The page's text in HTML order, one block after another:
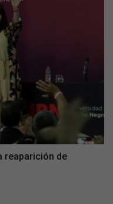
reaparición de